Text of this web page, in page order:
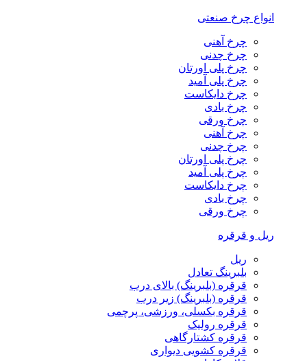
انواع چرخ صنعتی
چرخ آهنی
چرخ چدنی
چرخ پلی اورتان
چرخ پلی آمید
چرخ دایکاست
چرخ بادی
چرخ ورقی
چرخ آهنی
چرخ چدنی
چرخ پلی اورتان
چرخ پلی آمید
چرخ دایکاست
چرخ بادی
چرخ ورقی
ریل و قرقره
ریل
بلبرینگ تعادل
قرقره (بلبرینگ) بالای درب
قرقره (بلبرینگ) زیر درب
قرقره بکسلی، ورزشی، پرچمی
قرقره رولیک
قرقره کشتارگاهی
قرقره کشویی دیواری